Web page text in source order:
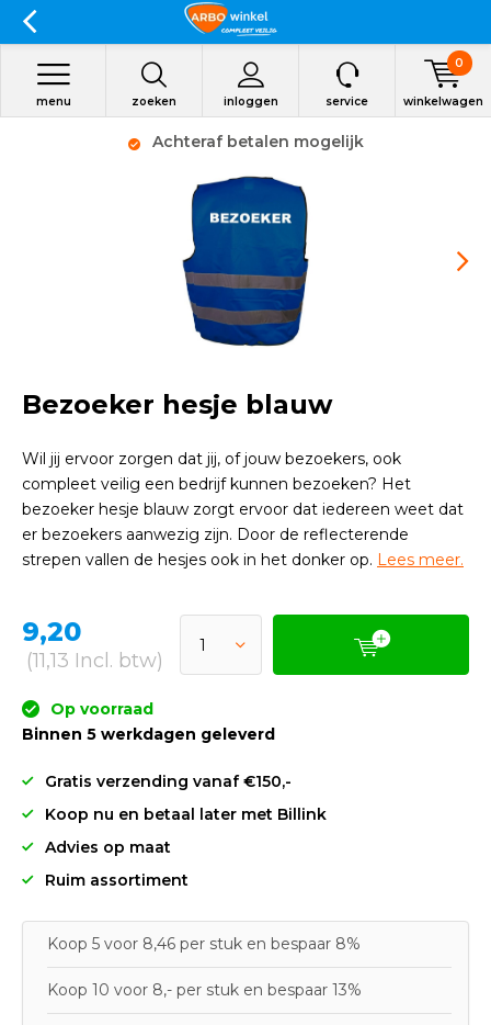
zoeken inloggen
menu service winkelwagen
0
Achteraf betalen mogelijk
Bezoeker hesje blauw
Wil jij ervoor zorgen dat jij, of jouw bezoekers, ook
compleet veilig een bedrijf kunnen bezoeken? Het
bezoeker hesje blauw zorgt ervoor dat iedereen weet dat
er bezoekers aanwezig zijn. Door de reflecterende
strepen vallen de hesjes ook in het donker op. Lees meer.
9,20
(11,13 Incl. btw)
Op voorraad
Binnen 5 werkdagen geleverd
Gratis verzending vanaf €150,-
Koop nu en betaal later met Billink
Advies op maat
Ruim assortiment
Koop 5 voor 8,46 per stuk en bespaar 8%
Koop 10 voor 8,- per stuk en bespaar 13%